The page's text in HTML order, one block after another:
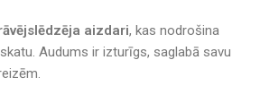
aizdari, kas nodrošina
Audums ir izturīgs, saglabā savu